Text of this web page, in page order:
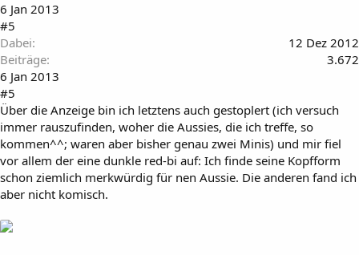
6 Jan 2013
#5
Dabei
12 Dez 2012
Beiträge
3.672
6 Jan 2013
#5
Über die Anzeige bin ich letztens auch gestoplert (ich versuch
immer rauszufinden, woher die Aussies, die ich treffe, so
kommen^^; waren aber bisher genau zwei Minis) und mir fiel
vor allem der eine dunkle red-bi auf: Ich finde seine Kopfform
schon ziemlich merkwürdig für nen Aussie. Die anderen fand ich
aber nicht komisch.